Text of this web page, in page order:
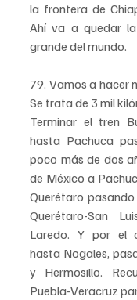
la frontera de
Ahí va a quedar
grande del mundo.
79. Vamos a hacer
Se trata de 3 mil
Terminar el tren
hasta Pachuca
poco más de dos
de México a
Querétaro
Querétaro-San
Laredo. Y por el
hasta Nogales,
y Hermosillo.
Puebla-Veracruz